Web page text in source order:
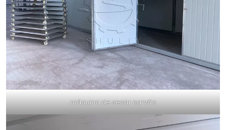
máquina de secar carvão